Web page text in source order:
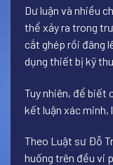
Dư luận và nhiều
thể xảy ra trong
cắt ghép rồi đăng
dụng thiết bị kỹ
Tuy nhiên, để biết
kết luận xác minh,
Theo Luật sư Đỗ
huống trên đều vi